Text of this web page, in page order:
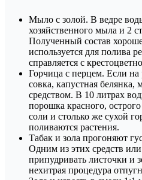
Мыло с золой. В ведре
хозяйственного мыла и 2
Полученный состав
используется для полива
справляется с
Горчица с перцем. Если на
совка, капустная
средством. В 10 литрах
порошка красного,
соли и столько же сухой
поливаются растения.
Табак и зола прогоняют
Одним из этих средств
припудривать листочки и
нехитрая процедура